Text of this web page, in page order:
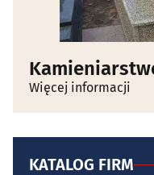
Więcej informacji
KATALOG FIRM